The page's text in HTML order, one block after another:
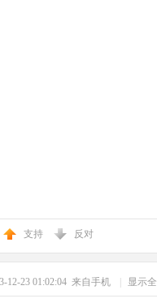
支持 反对
12-23 01:02:04 来自手机 显示